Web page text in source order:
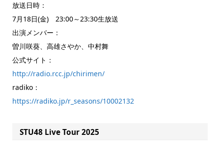
放送日時：
7月18日(金) 23:00～23:30生放送
出演メンバー：
曽川咲葵、高雄さやか、中村舞
公式サイト：
http://radio.rcc.jp/chirimen/
radiko：
https://radiko.jp/r_seasons/10002132
STU48 Live Tour 2025